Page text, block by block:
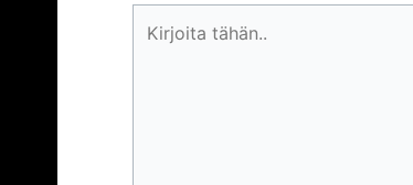
tähän..